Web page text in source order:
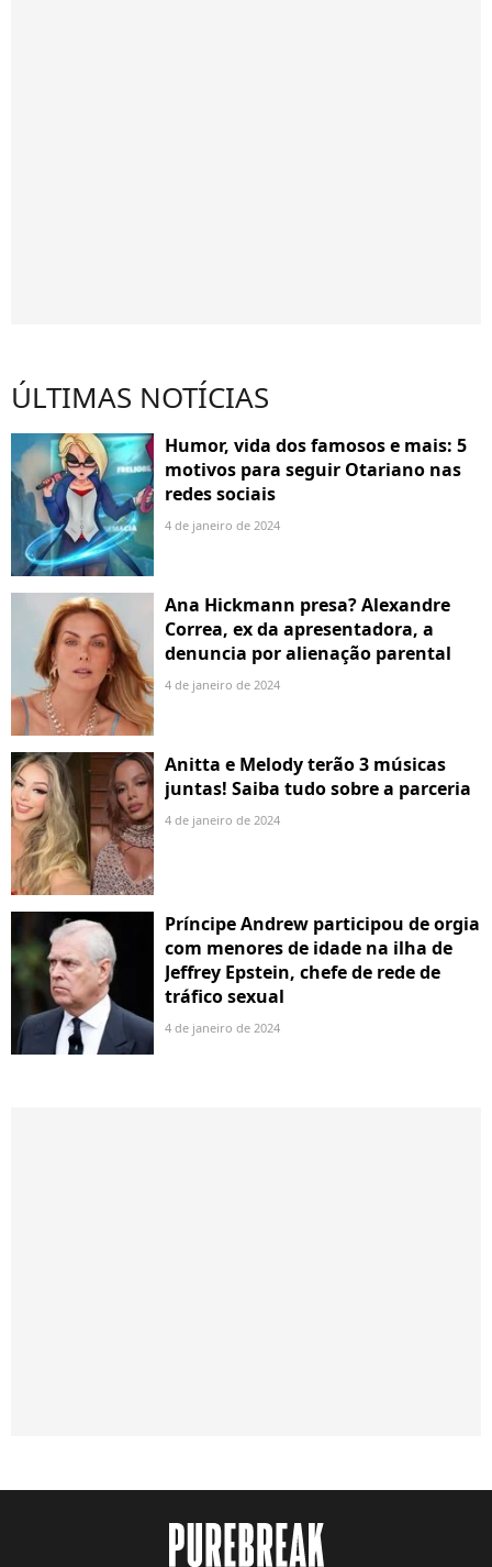
ÚLTIMAS NOTÍCIAS
Humor, vida dos famosos e mais: 5
motivos para seguir Otariano nas
redes sociais
4 de janeiro de 2024
Ana Hickmann presa? Alexandre
Correa, ex da apresentadora, a
denuncia por alienação parental
4 de janeiro de 2024
Anitta e Melody terão 3 músicas
juntas! Saiba tudo sobre a parceria
4 de janeiro de 2024
Príncipe Andrew participou de orgia
com menores de idade na ilha de
Jeffrey Epstein, chefe de rede de
tráfico sexual
4 de janeiro de 2024